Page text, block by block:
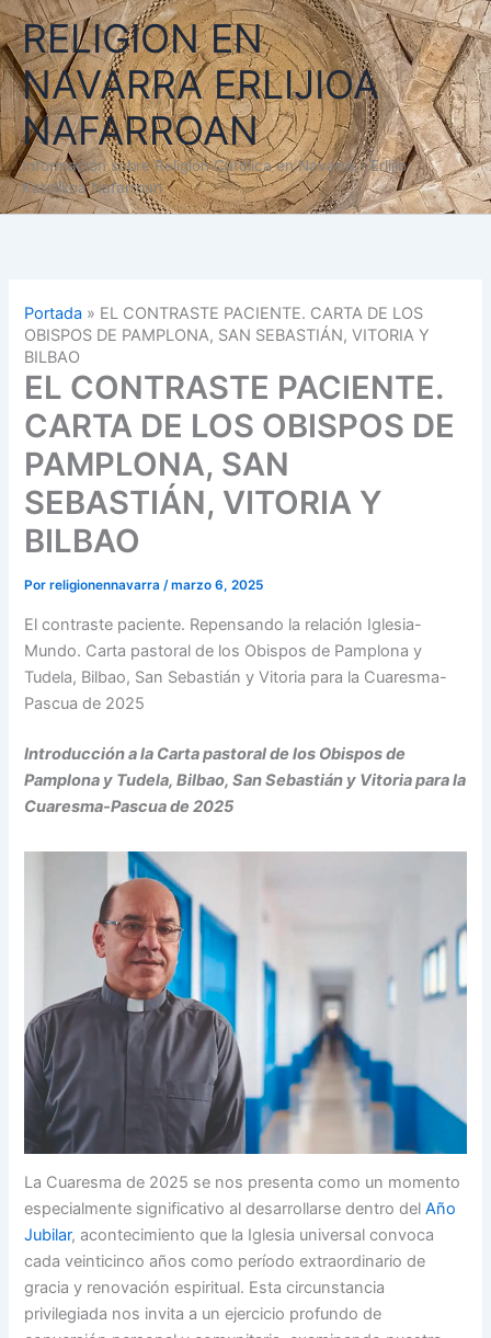
Ir
al
contenido
RELIGION EN
NAVARRA ERLIJIOA
NAFARROAN
Información sobre Religión Católica en Navarra - Erlijio
Katolikoa Nafarroan
Portada » EL CONTRASTE PACIENTE. CARTA DE LOS
OBISPOS DE PAMPLONA, SAN SEBASTIÁN, VITORIA Y
BILBAO
EL CONTRASTE PACIENTE.
CARTA DE LOS OBISPOS DE
PAMPLONA, SAN
SEBASTIÁN, VITORIA Y
BILBAO
Porreligionennavarra/marzo 6, 2025
El contraste paciente. Repensando la relación Iglesia-
Mundo. Carta pastoral de los Obispos de Pamplona y
Tudela, Bilbao, San Sebastián y Vitoria para la Cuaresma-
Pascua de 2025
Introducción a la Carta pastoral de los Obispos de
Pamplona y Tudela, Bilbao, San Sebastián y Vitoria para la
Cuaresma-Pascua de 2025
La Cuaresma de 2025 se nos presenta como un momento
especialmente significativo al desarrollarse dentro delAño
Jubilar, acontecimiento que la Iglesia universal convoca
cada veinticinco años como período extraordinario de
gracia y renovación espiritual. Esta circunstancia
privilegiada nos invita a un ejercicio profundo de